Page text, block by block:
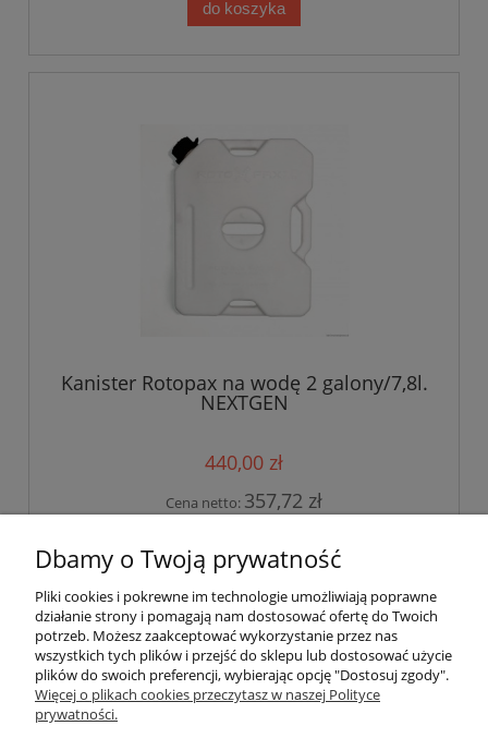
do koszyka
Kanister Rotopax na wodę 2 galony/7,8l.
NEXTGEN
440,00 zł
Cena netto: 357,72 zł
« 1 2 3 »
Pomoc
Dbamy o Twoją prywatność
Pliki cookies i pokrewne im technologie umożliwiają poprawne
działanie strony i pomagają nam dostosować ofertę do Twoich
potrzeb. Możesz zaakceptować wykorzystanie przez nas
wszystkich tych plików i przejść do sklepu lub dostosować użycie
plików do swoich preferencji, wybierając opcję "Dostosuj zgody".
Więcej o plikach cookies przeczytasz w naszej Polityce
prywatności.